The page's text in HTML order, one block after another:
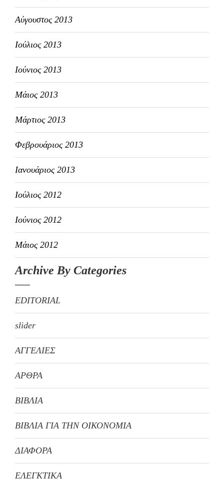
Αύγουστος 2013
Ιούλιος 2013
Ιούνιος 2013
Μάιος 2013
Μάρτιος 2013
Φεβρουάριος 2013
Ιανουάριος 2013
Ιούλιος 2012
Ιούνιος 2012
Μάιος 2012
Archive By Categories
EDITORIAL
slider
ΑΓΓΕΛΙΕΣ
ΑΡΘΡΑ
ΒΙΒΛΙΑ
ΒΙΒΛΙΑ ΓΙΑ ΤΗΝ ΟΙΚΟΝΟΜΙΑ
ΔΙΑΦΟΡΑ
ΕΛΕΓΚΤΙΚΑ